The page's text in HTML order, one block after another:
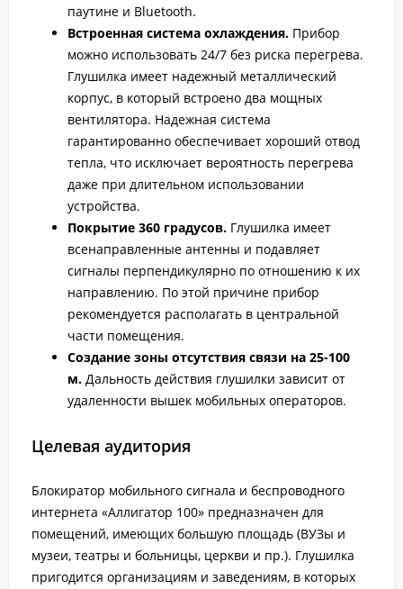
паутине и Bluetooth.
Встроенная система охлаждения. Прибор
можно использовать 24/7 без риска перегрева.
Глушилка имеет надежный металлический
корпус, в который встроено два мощных
вентилятора. Надежная система
гарантированно обеспечивает хороший отвод
тепла, что исключает вероятность перегрева
даже при длительном использовании
устройства.
Покрытие 360 градусов. Глушилка имеет
всенаправленные антенны и подавляет
сигналы перпендикулярно по отношению к их
направлению. По этой причине прибор
рекомендуется располагать в центральной
части помещения.
Создание зоны отсутствия связи на 25-100
м. Дальность действия глушилки зависит от
удаленности вышек мобильных операторов.
Целевая аудитория
Блокиратор мобильного сигнала и беспроводного
интернета «Аллигатор 100» предназначен для
помещений, имеющих большую площадь (ВУЗы и
музеи, театры и больницы, церкви и пр.). Глушилка
пригодится организациям и заведениям, в которых